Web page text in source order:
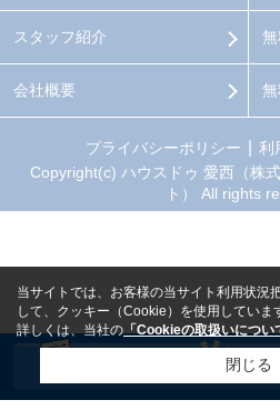
スタッフ紹介
会社概要
プライバシーポリシー 利
Copyright(c) ハウスドゥ 愛西（株
ト） All rights
当サイトでは、お客様の当サイト利用状況
して、クッキー（Cookie）を使用していま
詳しくは、当社の「Cookieの取扱いについ
閉じる